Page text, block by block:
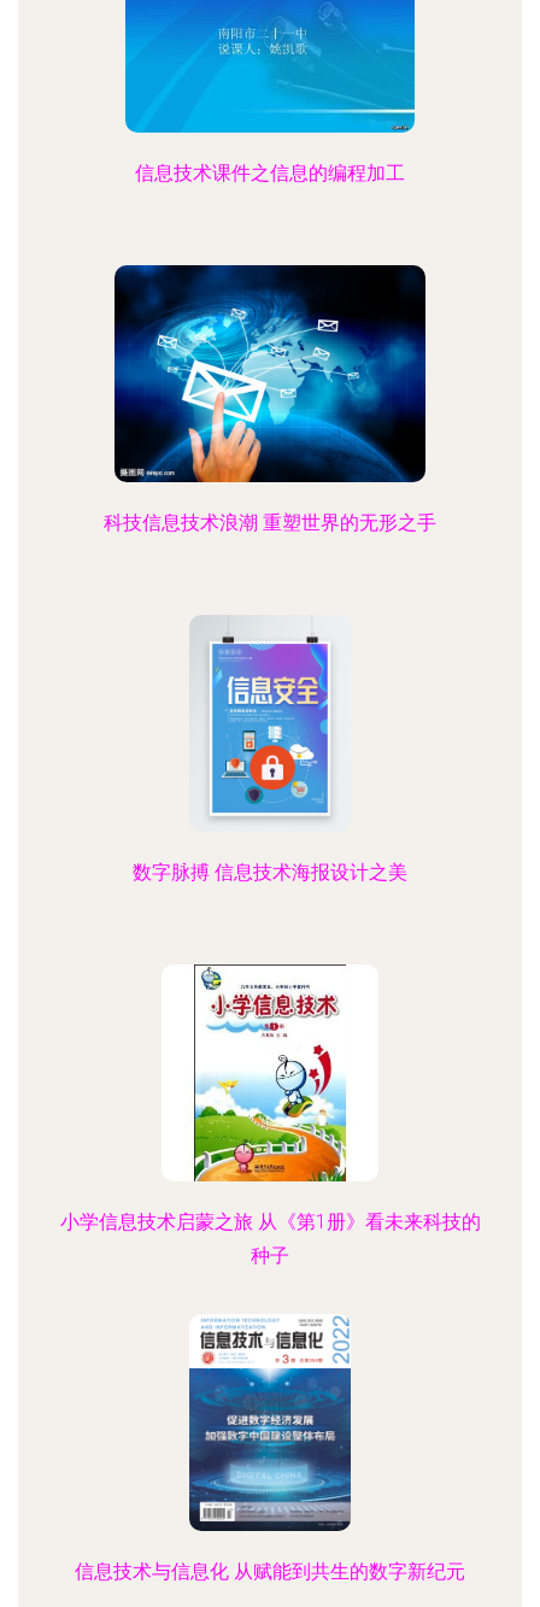
信息技术课件之信息的编程加工
科技信息技术浪潮 重塑世界的无形之手
数字脉搏 信息技术海报设计之美
小学信息技术启蒙之旅 从《第1册》看未来科技的
种子
信息技术与信息化 从赋能到共生的数字新纪元